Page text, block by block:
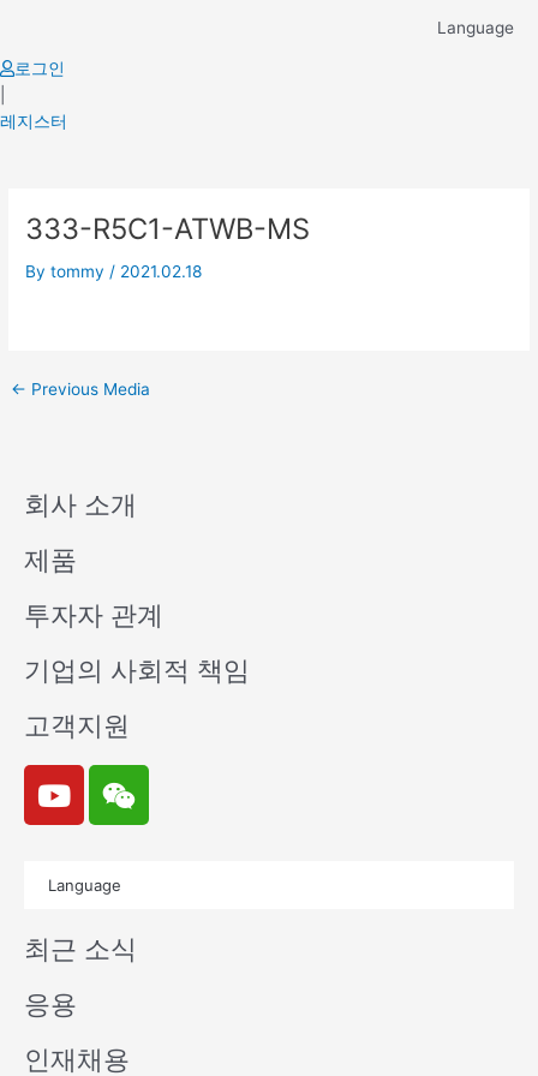
content
Language
로그인
레지스터
333-R5C1-ATWB-MS
Bytommy / 2021.02.18
navigation
← Previous Media
회사 소개
제품
투자자 관계
기업의 사회적 책임
고객지원
Y
o
u
e
W
e
i
n
Language
최근 소식
응용
인재채용